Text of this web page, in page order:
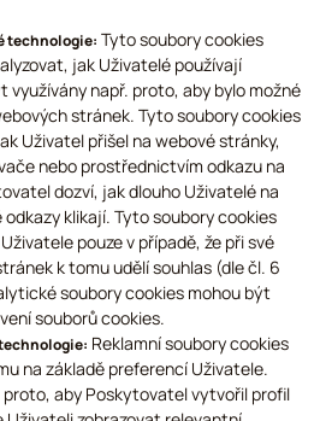
technologie: Tyto soubory cookies
jak Uživatelé používají
využívány např. proto, aby bylo možné
stránek. Tyto soubory cookies
Uživatel přišel na webové stránky,
nebo prostřednictvím odkazu na
dozví, jak dlouho Uživatelé na
klikají. Tyto soubory cookies
pouze v případě, že při své
k tomu udělí souhlas (dle čl. 6
soubory cookies mohou být
souborů cookies.
Reklamní soubory cookies
na základě preferencí Uživatele.
proto, aby Poskytovatel vytvořil profil